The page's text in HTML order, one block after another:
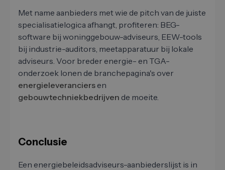
Met name aanbieders met wie de pitch van de juiste
specialisatielogica afhangt, profiteren: BEG-
software bij woninggebouw-adviseurs, EEW-tools
bij industrie-auditors, meetapparatuur bij lokale
adviseurs. Voor breder energie- en TGA-
onderzoek lonen de branchepagina's over
energieleveranciers en
gebouwtechniekbedrijven de moeite.
Conclusie
Een energiebeleidsadviseurs-aanbiederslijst is in